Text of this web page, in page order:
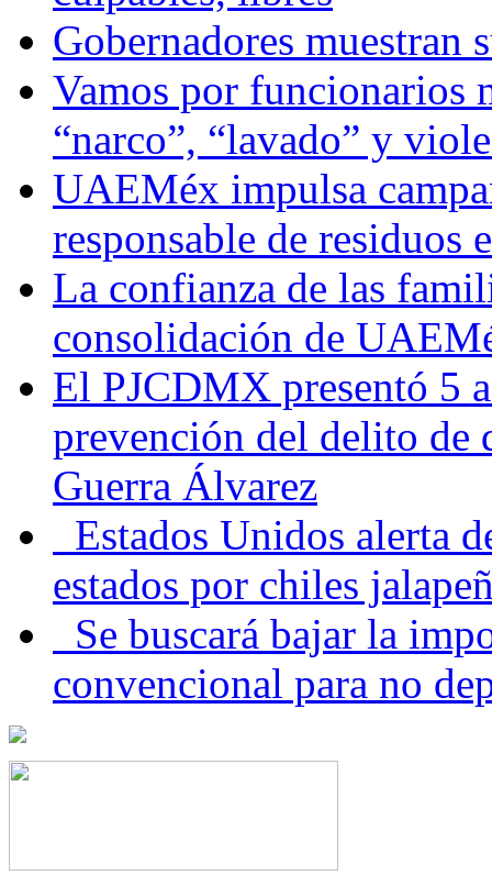
Gobernadores muestran
Vamos por funcionarios
“narco”, “lavado” y
UAEMéx impulsa
responsable de residuos
La confianza de las
consolidación de
El PJCDMX presentó 5
prevención del delito de
Guerra Álvarez
Estados Unidos alerta
estados por chiles
Se buscará bajar la
convencional para no